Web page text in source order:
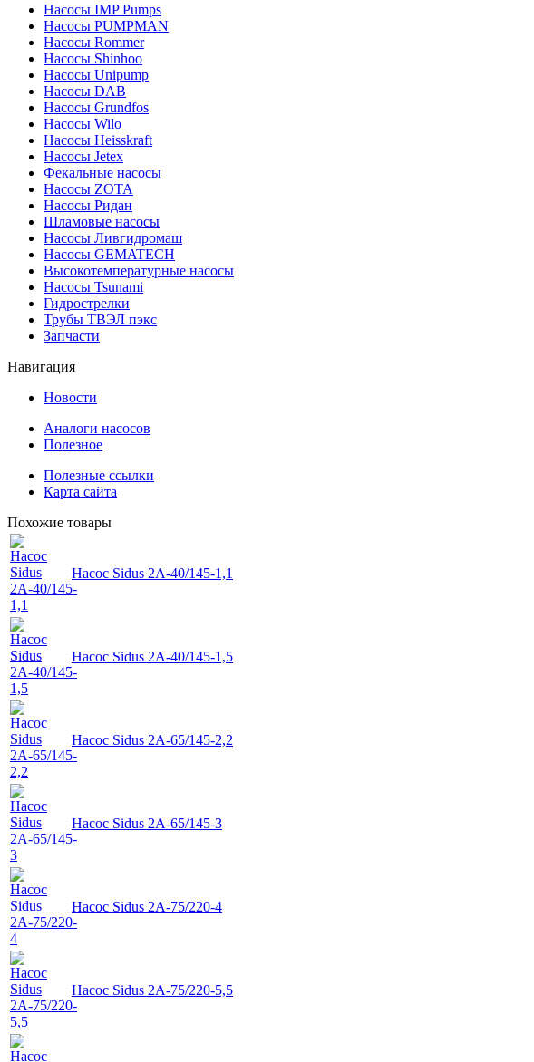
Насосы IMP Pumps
Насосы PUMPMAN
Насосы Rommer
Насосы Shinhoo
Насосы Unipump
Насосы DAB
Насосы Grundfos
Насосы Wilo
Насосы Heisskraft
Насосы Jetex
Фекальные насосы
Насосы ZOTA
Насосы Ридан
Шламовые насосы
Насосы Ливгидромаш
Насосы GEMATECH
Высокотемпературные насосы
Насосы Tsunami
Гидрострелки
Трубы ТВЭЛ пэкс
Запчасти
Навигация
Новости
Аналоги насосов
Полезное
Полезные ссылки
Карта сайта
Похожие товары
Насос Sidus 2А-40/145-1,1
Насос Sidus 2А-40/145-1,5
Насос Sidus 2А-65/145-2,2
Насос Sidus 2А-65/145-3
Насос Sidus 2А-75/220-4
Насос Sidus 2А-75/220-5,5